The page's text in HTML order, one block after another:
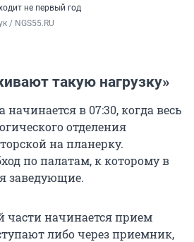
не первый год
/ NGS55.RU
такую нагрузку»
в 07:30, когда весь
отделения
на планерку.
по палатам, к которому в
заведующие.
части начинается прием
либо через приемник,